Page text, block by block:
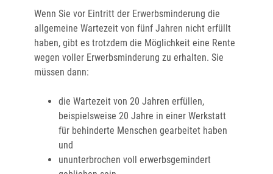
Wenn Sie vor Eintritt der Erwerbsminderung die
allgemeine Wartezeit von fünf Jahren nicht erfüllt
haben, gibt es trotzdem die Möglichkeit eine Rente
wegen voller Erwerbsminderung zu erhalten. Sie
müssen dann:
die Wartezeit von 20 Jahren erfüllen,
beispielsweise 20 Jahre in einer Werkstatt
für behinderte Menschen gearbeitet haben
und
ununterbrochen voll erwerbsgemindert